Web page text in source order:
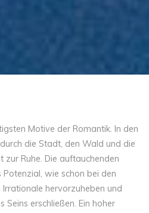
Motive der Romantik. In den
die Stadt, den Wald und die
zur Ruhe. Die auftauchenden
wie schon bei den
hervorzuheben und
Seins erschließen. Ein hoher